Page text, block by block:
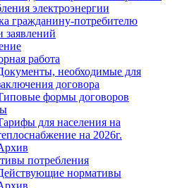
электроэнергии
гражданину-потребителю
заявлений
работа
необходимые для
договора
формы договоров
для населения на
на 2026г.
потребления
нормативы